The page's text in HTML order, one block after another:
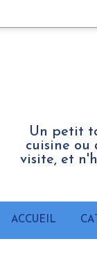
Un petit
cuisine ou
visite, et
ACCUEIL